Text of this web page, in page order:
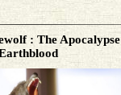
: The Apocalypse